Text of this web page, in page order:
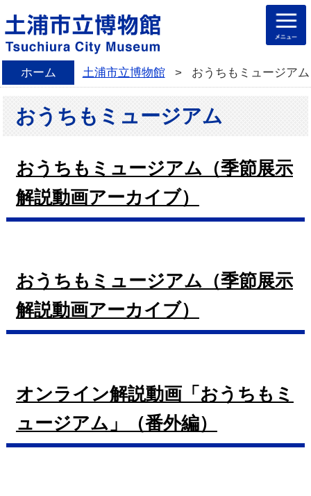
ホーム 土浦市立博物館 > おうちもミュージアム
おうちもミュージアム
おうちもミュージアム（季節展示
解説動画アーカイブ）
おうちもミュージアム（季節展示
解説動画アーカイブ）
オンライン解説動画「おうちもミ
ュージアム」（番外編）